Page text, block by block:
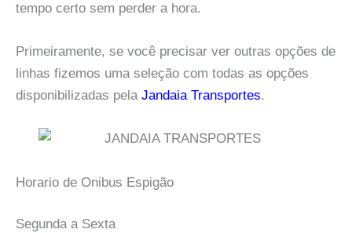
tempo certo sem perder a hora.
Primeiramente, se você precisar ver outras opções de
linhas fizemos uma seleção com todas as opções
disponibilizadas pela Jandaia Transportes.
Horario de Onibus Espigão
Segunda a Sexta